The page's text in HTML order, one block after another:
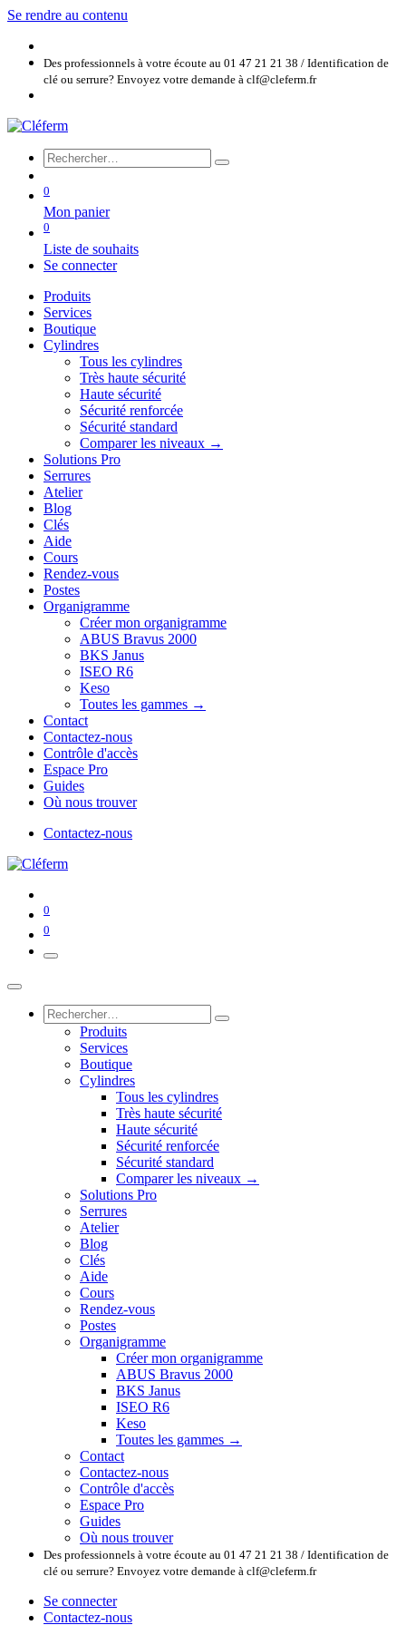
Se rendre au contenu
Des professionnels à votre écoute au 01 47 21 21 38 / Identification de
clé ou serrure? Envoyez votre demande à clf@cleferm.fr
0
Mon panier
0
Liste de souhaits
Se connecter
Produits
Services
Boutique
Cylindres
Tous les cylindres
Très haute sécurité
Haute sécurité
Sécurité renforcée
Sécurité standard
Comparer les niveaux →
Solutions Pro
Serrures
Atelier
Blog
Clés
Aide
Cours
Rendez-vous
Postes
Organigramme
Créer mon organigramme
ABUS Bravus 2000
BKS Janus
ISEO R6
Keso
Toutes les gammes →
Contact
Contactez-nous
Contrôle d'accès
Espace Pro
Guides
Où nous trouver
Contactez-nous
0
0
Produits
Services
Boutique
Cylindres
Tous les cylindres
Très haute sécurité
Haute sécurité
Sécurité renforcée
Sécurité standard
Comparer les niveaux →
Solutions Pro
Serrures
Atelier
Blog
Clés
Aide
Cours
Rendez-vous
Postes
Organigramme
Créer mon organigramme
ABUS Bravus 2000
BKS Janus
ISEO R6
Keso
Toutes les gammes →
Contact
Contactez-nous
Contrôle d'accès
Espace Pro
Guides
Où nous trouver
Des professionnels à votre écoute au 01 47 21 21 38 / Identification de
clé ou serrure? Envoyez votre demande à clf@cleferm.fr
Se connecter
Contactez-nous